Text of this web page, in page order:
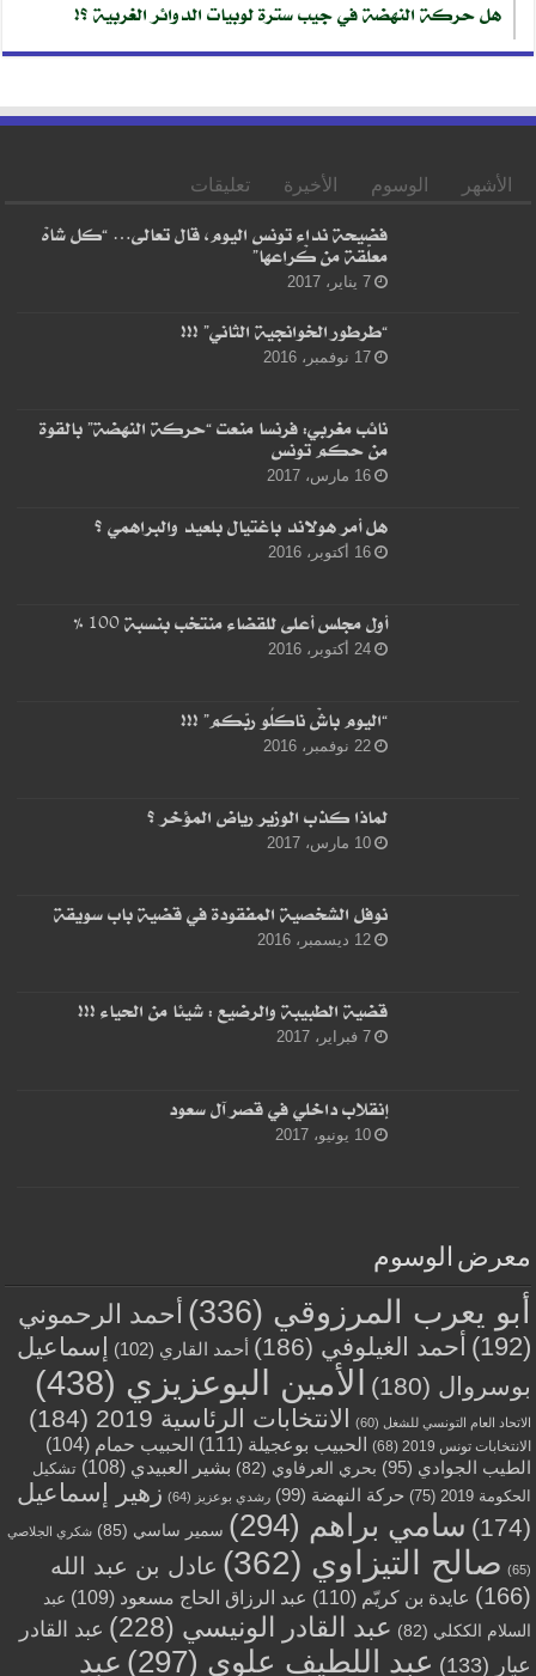
هل حركة النهضة في جيب سترة لوبيات الدوائر الغربية ؟!
الأشهر الوسوم الأخيرة تعليقات
فضيحة نداء تونس اليوم، قال تعالى… “كل شاهْ
معلّقة من كْراعها”
7 يناير، 2017
“طرطور الخوانجية الثاني” !!!
17 نوفمبر، 2016
نائب مغربي: فرنسا منعت “حركة النهضة” بالقوة
من حكم تونس
16 مارس، 2017
هل أمر هولاند باغتيال بلعيد والبراهمي ؟
16 أكتوبر، 2016
أول مجلس أعلى للقضاء منتخب بنسبة 100 %
24 أكتوبر، 2016
“اليوم باشْ ناكلُو ربّكم” !!!
22 نوفمبر، 2016
لماذا كذب الوزير رياض المؤخر ؟
10 مارس، 2017
نوفل الشخصية المفقودة في قضية باب سويقة
12 ديسمبر، 2016
قضية الطبيبة والرضيع : شيئا من الحياء !!!
7 فبراير، 2017
إنقلاب داخلي في قصر آل سعود
10 يونيو، 2017
معرض الوسوم
أبو يعرب المرزوقي (336)
أحمد الرحموني
(192)
أحمد الغيلوفي (186) أحمد القاري (102)
إسماعيل
بوسروال (180) الأمين البوعزيزي (438)
الاتحاد العام التونسي للشغل (60) الانتخابات الرئاسية 2019 (184)
الانتخابات تونس 2019 (68) الحبيب بوعجيلة (111) الحبيب حمام (104)
الطيب الجوادي (95) بحري العرفاوي (82) بشير العبيدي (108)
تشكيل
الحكومة 2019
(75) حركة النهضة (99) رشدي بوعزيز (64)
زهير إسماعيل
(174)
سامي براهم (294) سمير ساسي (85) شكري الجلاصي
(65) صالح التيزاوي (362)
عادل بن عبد الله
(166)
عايدة بن كريّم (110) عبد الرزاق الحاج مسعود (109)
عبد
السلام الككلي (82) عبد القادر الونيسي (228)
عبد القادر
عبار (133) عبد اللطيف علوي (297) عبد